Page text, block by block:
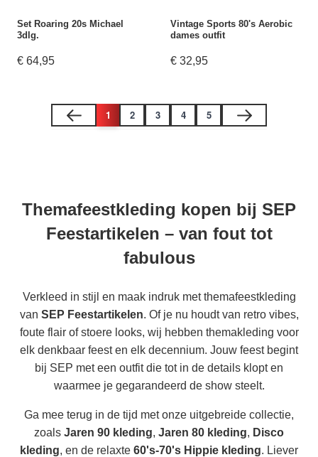
Set Roaring 20s Michael
3dlg.
€ 64,95
Vintage Sports 80's Aerobic
dames outfit
€ 32,95
U lees momenteel pagina
1 Pagina
2 Pagina
3 Pagina
4 Pagina
5
Themafeestkleding kopen bij SEP
Feestartikelen – van fout tot
fabulous
Verkleed in stijl en maak indruk met themafeestkleding
van SEP Feestartikelen. Of je nu houdt van retro vibes,
foute flair of stoere looks, wij hebben themakleding voor
elk denkbaar feest en elk decennium. Jouw feest begint
bij SEP met een outfit die tot in de details klopt en
waarmee je gegarandeerd de show steelt.
Ga mee terug in de tijd met onze uitgebreide collectie,
zoals Jaren 90 kleding, Jaren 80 kleding, Disco
kleding, en de relaxte 60's-70's Hippie kleding. Liever